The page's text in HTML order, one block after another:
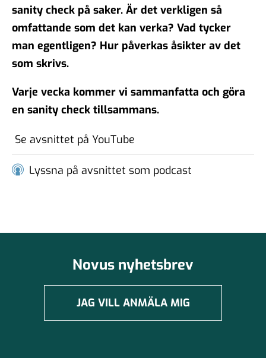
#103 - Anna Troberg - Ett
kunskaps- och kulturbärande
samhälle
05 dec 2025
#102 - Brit Stakston - den
20 nov 2025
#101 - Ulrika Lindstrand -
#100 - Magnus Hjort - Att
informationspåverkan
03 okt 2025
sanity check på saker. Är det verkligen så
omfattande som det kan verka? Vad tycker
man egentligen? Hur påverkas åsikter av det
som skrivs.
Varje vecka kommer vi sammanfatta och göra
en sanity check tillsammans.
Se avsnittet på YouTube
Lyssna på avsnittet som podcast
Novus nyhetsbrev
JAG VILL ANMÄLA MIG